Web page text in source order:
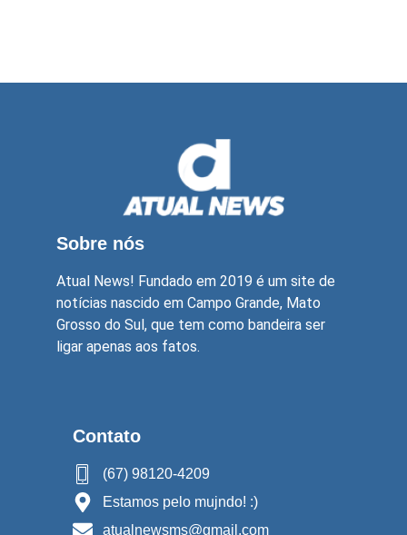
Sobre nós
Atual News! Fundado em 2019 é um site de
notícias nascido em Campo Grande, Mato
Grosso do Sul, que tem como bandeira ser
ligar apenas aos fatos.
Contato
(67) 98120-4209
Estamos pelo mujndo! :)
atualnewsms@gmail.com